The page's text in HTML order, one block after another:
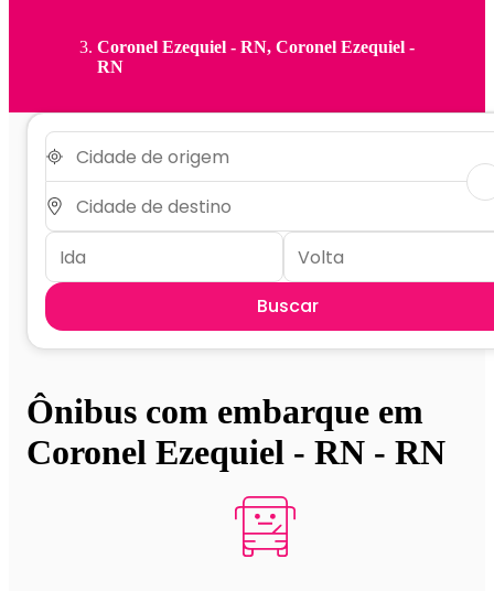
Coronel Ezequiel - RN, Coronel Ezequiel -
RN
Buscar
Ônibus com embarque em
Coronel Ezequiel - RN - RN